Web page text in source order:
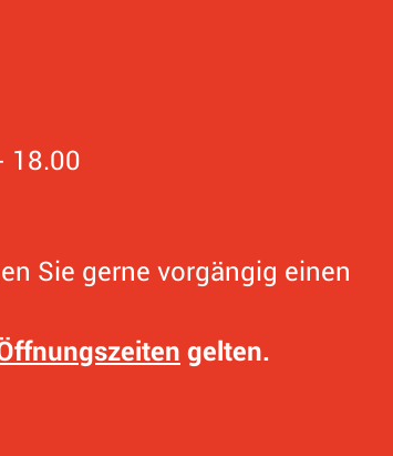
18.00
Sie gerne vorgängig einen
gelten.